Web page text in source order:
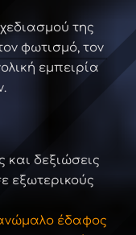
της
φωτισμό, τον
εμπειρία
και δεξιώσεις
εξωτερικούς
έδαφος